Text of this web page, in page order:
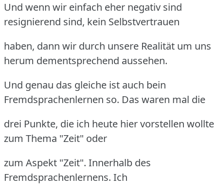
Und wenn wir einfach eher negativ sind
resignierend sind, kein Selbstvertrauen
haben, dann wir durch unsere Realität um uns
herum dementsprechend aussehen.
Und genau das gleiche ist auch bein
Fremdsprachenlernen so. Das waren mal die
drei Punkte, die ich heute hier vorstellen wollte
zum Thema "Zeit" oder
zum Aspekt "Zeit". Innerhalb des
Fremdsprachenlernens. Ich